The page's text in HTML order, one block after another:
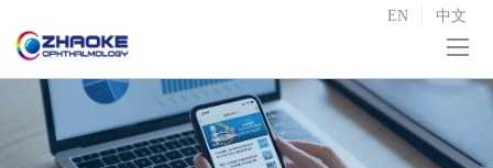
EN 中文
首页
关于我们 